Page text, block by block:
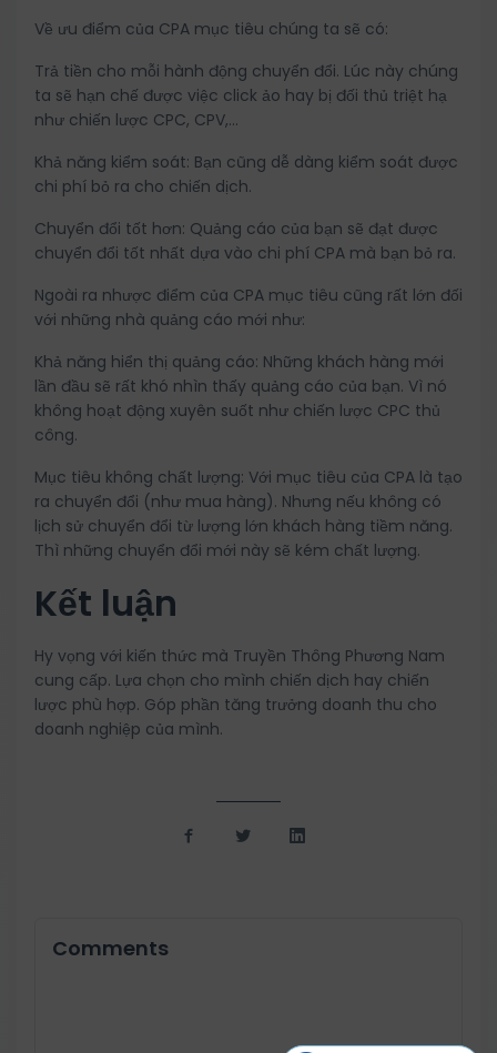
Về ưu điểm của CPA mục tiêu chúng ta sẽ có:
Trả tiền cho mỗi hành động chuyển đổi. Lúc này chúng
ta sẽ hạn chế được việc click ảo hay bị đối thủ triệt hạ
như chiến lược CPC, CPV,…
Khả năng kiểm soát: Bạn cũng dễ dàng kiểm soát được
chi phí bỏ ra cho chiến dịch.
Chuyển đổi tốt hơn: Quảng cáo của bạn sẽ đạt được
chuyển đổi tốt nhất dựa vào chi phí CPA mà bạn bỏ ra.
Ngoài ra nhược điểm của CPA mục tiêu cũng rất lớn đối
với những nhà quảng cáo mới như:
Khả năng hiển thị quảng cáo: Những khách hàng mới
lần đầu sẽ rất khó nhìn thấy quảng cáo của bạn. Vì nó
không hoạt động xuyên suốt như chiến lược CPC thủ
công.
Mục tiêu không chất lượng: Với mục tiêu của CPA là tạo
ra chuyển đổi (như mua hàng). Nhưng nếu không có
lịch sử chuyển đổi từ lượng lớn khách hàng tiềm năng.
Thì những chuyển đổi mới này sẽ kém chất lượng.
Kết luận
Hy vọng với kiến thức mà Truyền Thông Phương Nam
cung cấp. Lựa chọn cho mình chiến dịch hay chiến
lược phù hợp. Góp phần tăng trưởng doanh thu cho
doanh nghiệp của mình.
Comments